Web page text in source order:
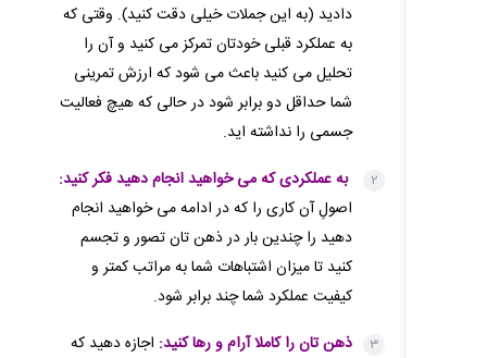
دادید (به این جملات خیلی دقت کنید). وقتی که
به عملکرد قبلی خودتان تمرکز می کنید و آن را
تحلیل می کنید باعث می شود که ارزش تمرینی
شما حداقل دو برابر شود در حالی که هیچ فعالیت
جسمی را نداشته اید.
به عملکردی که می خواهید انجام دهید فکر کنید:
اصولِ آن کاری را که در ادامه می خواهید انجام
دهید را چندین بار در ذهن تان تصور و تجسم
کنید تا میزان اشتباهات شما به مراتب کمتر و
کیفیت عملکرد شما چند برابر شود.
ذهن تان را کاملا آرام و رها کنید: اجازه دهید که